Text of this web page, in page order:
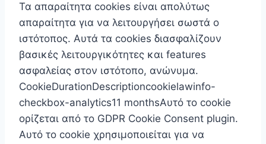
Τα απαραίτητα cookies είναι απoλύτως
απαραίτητα για να λειτουργήσει σωστά ο
ιστότοπος. Αυτά τα cookies διασφαλίζουν
βασικές λειτουργικότητες και features
ασφαλείας στον ιστότοπο, ανώνυμα.
CookieDurationDescriptioncookielawinfo-
checkbox-analytics11 monthsΑυτό το cookie
ορίζεται από το GDPR Cookie Consent plugin.
Αυτό το cookie χρησιμοποιείται για να